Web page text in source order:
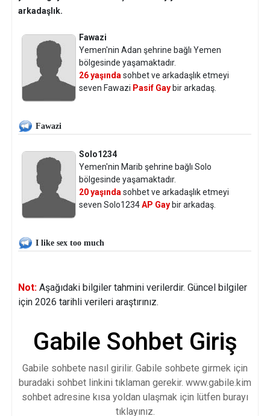
arkadaşlık.
Fawazi
Yemen'nin Adan şehrine bağlı Yemen
bölgesinde yaşamaktadır.
26 yaşında sohbet ve arkadaşlık etmeyi
seven Fawazi Pasif Gay bir arkadaş.
Fawazi
Solo1234
Yemen'nin Marib şehrine bağlı Solo
bölgesinde yaşamaktadır.
20 yaşında sohbet ve arkadaşlık etmeyi
seven Solo1234AP Gay bir arkadaş.
I like sex too much
Not: Aşağıdaki bilgiler tahmini verilerdir. Güncel bilgiler
için 2026 tarihli verileri araştırınız.
Gabile Sohbet Giriş
Gabile sohbete nasıl girilir. Gabile sohbete girmek için
buradaki sohbet linkini tıklaman gerekir. www.gabile.kim
sohbet adresine kısa yoldan ulaşmak için lütfen burayı
tıklayınız.